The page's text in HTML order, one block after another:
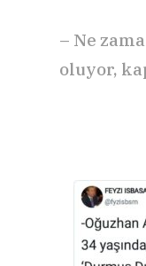
– Ne
oluyor,